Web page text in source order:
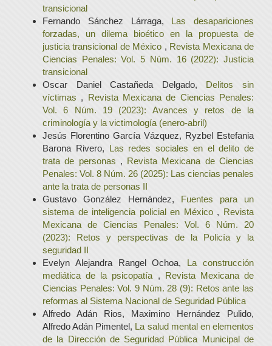
transicional
Fernando Sánchez Lárraga, Las desapariciones
forzadas, un dilema bioético en la propuesta de
justicia transicional de México , Revista Mexicana de
Ciencias Penales: Vol. 5 Núm. 16 (2022): Justicia
transicional
Oscar Daniel Castañeda Delgado, Delitos sin
víctimas , Revista Mexicana de Ciencias Penales:
Vol. 6 Núm. 19 (2023): Avances y retos de la
criminología y la victimología (enero-abril)
Jesús Florentino García Vázquez, Ryzbel Estefania
Barona Rivero, Las redes sociales en el delito de
trata de personas , Revista Mexicana de Ciencias
Penales: Vol. 8 Núm. 26 (2025): Las ciencias penales
ante la trata de personas II
Gustavo González Hernández, Fuentes para un
sistema de inteligencia policial en México , Revista
Mexicana de Ciencias Penales: Vol. 6 Núm. 20
(2023): Retos y perspectivas de la Policía y la
seguridad II
Evelyn Alejandra Rangel Ochoa, La construcción
mediática de la psicopatía , Revista Mexicana de
Ciencias Penales: Vol. 9 Núm. 28 (9): Retos ante las
reformas al Sistema Nacional de Seguridad Pública
Alfredo Adán Rios, Maximino Hernández Pulido,
Alfredo Adán Pimentel, La salud mental en elementos
de la Dirección de Seguridad Pública Municipal de